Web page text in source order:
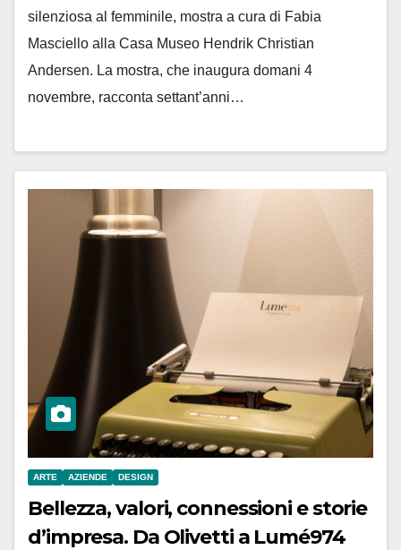
silenziosa al femminile, mostra a cura di Fabia
Masciello alla Casa Museo Hendrik Christian
Andersen. La mostra, che inaugura domani 4
novembre, racconta settant’anni…
ARTE AZIENDE DESIGN
Bellezza, valori, connessioni e storie
d’impresa. Da Olivetti a Lumé974